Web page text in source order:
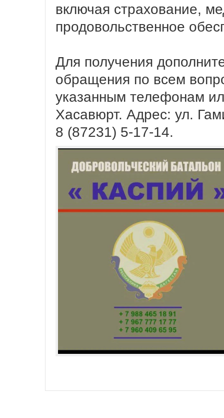
включая страхование,
продовольственное
Для получения
обращения по всем
указанным телефонам
Хасавюрт. Адрес: ул.
8 (87231) 5-17-14.